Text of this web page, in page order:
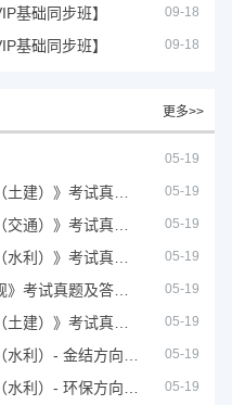
基础同步班】 09-18
基础同步班】 09-18
更多>>
05-19
05-19
05-19
05-19
05-19
05-19
05-19
05-19